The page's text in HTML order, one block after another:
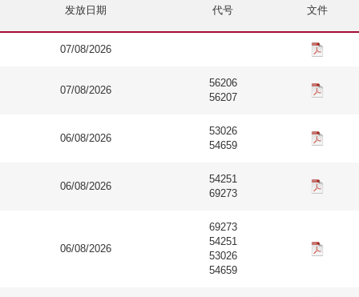
发放日期 代号 文件
07/08/2026
07/08/2026
56206
56207
06/08/2026
53026
54659
06/08/2026
54251
69273
06/08/2026
69273
54251
53026
54659